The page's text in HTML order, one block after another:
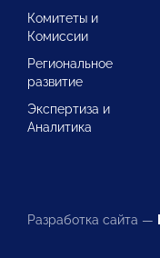
Комитеты и
Комиссии
Региональное
развитие
Экспертиза и
Аналитика
Разработка сайта —